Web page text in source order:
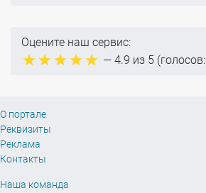
Оцените наш сервис:
— 4.9 из 5 (голосов:
О портале
Реквизиты
Реклама
Контакты
Наша команда